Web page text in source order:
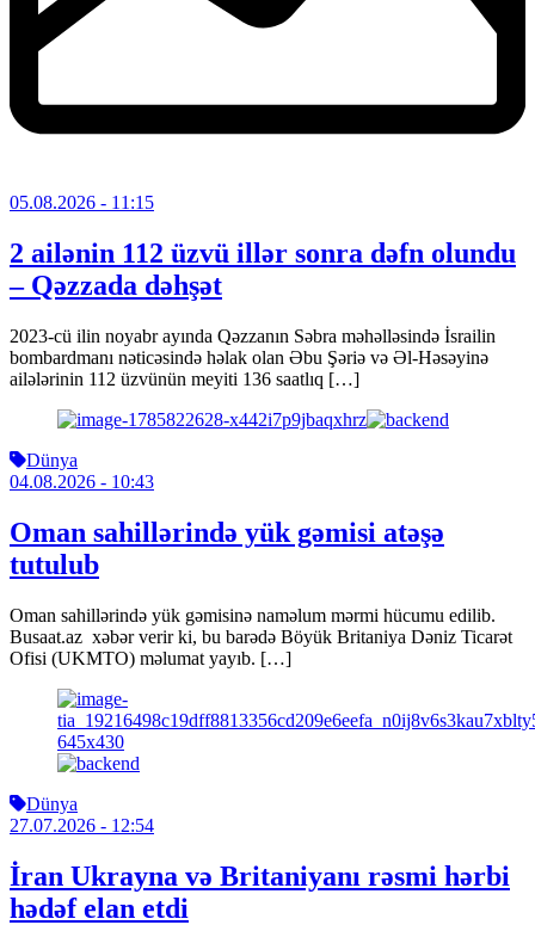
05.08.2026 - 11:15
2 ailənin 112 üzvü illər sonra dəfn olundu
– Qəzzada dəhşət
2023-cü ilin noyabr ayında Qəzzanın Səbra məhəlləsində İsrailin
bombardmanı nəticəsində həlak olan Əbu Şəriə və Əl-Həsəyinə
ailələrinin 112 üzvünün meyiti 136 saatlıq […]
Dünya
04.08.2026 - 10:43
Oman sahillərində yük gəmisi atəşə
tutulub
Oman sahillərində yük gəmisinə naməlum mərmi hücumu edilib.
Busaat.az xəbər verir ki, bu barədə Böyük Britaniya Dəniz Ticarət
Ofisi (UKMTO) məlumat yayıb. […]
Dünya
27.07.2026 - 12:54
İran Ukrayna və Britaniyanı rəsmi hərbi
hədəf elan etdi